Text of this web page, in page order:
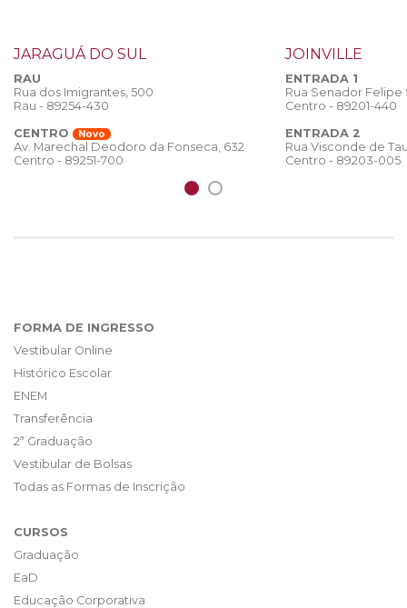
JARAGUÁ DO SUL
RAU
Rua dos Imigrantes, 500
Rau - 89254-430
CENTRO
Novo
Av. Marechal Deodoro da Fonseca, 632
Centro - 89251-700
JOINVILLE
ENTRADA 1
Rua Senador
Centro - 89201-440
ENTRADA 2
Rua Visconde de
Centro - 89203-005
FORMA DE INGRESSO
Vestibular Online
Histórico Escolar
ENEM
Transferência
2ª Graduação
Vestibular de Bolsas
Todas as Formas de Inscrição
CURSOS
Graduação
EaD
Educação Corporativa